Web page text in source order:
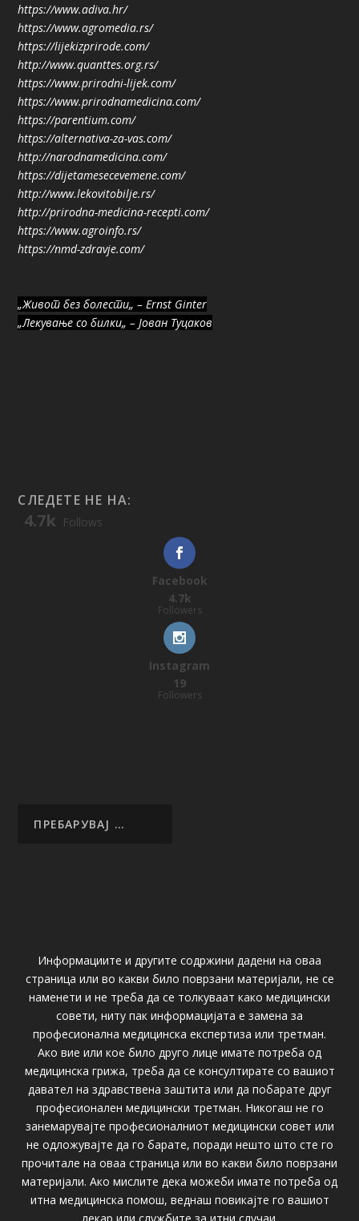
https://www.adiva.hr/
https://www.agromedia.rs/
https://lijekizprirode.com/
http://www.quanttes.org.rs/
https://www.prirodni-lijek.com/
https://www.prirodnamedicina.com/
https://parentium.com/
https://alternativa-za-vas.com/
http://narodnamedicina.com/
https://dijetamesecevemene.com/
http://www.lekovitobilje.rs/
http://prirodna-medicina-recepti.com/
https://www.agroinfo.rs/
https://nmd-zdravje.com/
„Живот без болести„ – Ernst Ginter
„Лекување со билки„ – Јован Туцаков
СЛЕДЕТЕ НЕ НА:
4.7k Follows
Facebook
4.7k
Followers
Instagram
19
Followers
Информациите и другите содржини дадени на оваа
страница или во какви било поврзани материјали, не се
наменети и не треба да се толкуваат како медицински
совети, ниту пак информацијата е замена за
професионална медицинска експертиза или третман.
Ако вие или кое било друго лице имате потреба од
медицинска грижа, треба да се консултирате со вашиот
давател на здравствена заштита или да побарате друг
професионален медицински третман. Никогаш не го
занемарувајте професионалниот медицински совет или
не одложувајте да го барате, поради нешто што сте го
прочитале на оваа страница или во какви било поврзани
материјали. Ако мислите дека можеби имате потреба од
итна медицинска помош, веднаш повикајте го вашиот